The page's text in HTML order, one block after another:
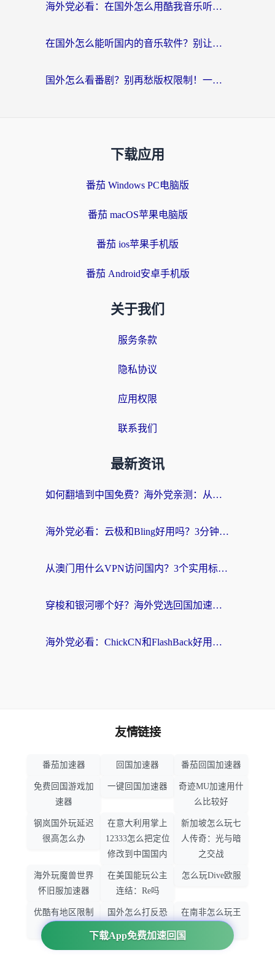
海外党必看：在国外怎么用酷我音乐听音乐？告别“地区不支持”的实用指南
在国外怎么能听国内的音乐软件？别让版权限制断了你的“中文歌单”
国外怎么看番剧？别再愁版权限制！一个工具解决所有回国追剧难题
下载应用
番茄 Windows PC电脑版
番茄 macOS苹果电脑版
番茄 ios苹果手机版
番茄 Android安卓手机版
关于我们
服务条款
隐私协议
应用权限
联系我们
最新资讯
如何翻墙到中国免费？海外党亲测：从踩坑到选对加速器的全攻略
海外党必看：云极和Bling好用吗？3分钟教你选对回国加速器
从澳门用什么VPN访问国内？3个实用标准帮你避开坑，无缝刷剧听歌
穿梭和银河哪个好？海外党选回国加速器的避坑指南，附番茄加速器实测体验
海外党必看：ChickCN和FlashBack好用吗？3招教你选对回国加速器（附云极、HomeCN、斧牛vs艾果对比）
下载App免费加速回国
友情链接
番茄加速器 回国加速器 番茄回国加速器
免费回国游戏加
速器
一键回国加速器
奇迹MU加速用什
么比较好
钢岚国外玩延迟
很高怎么办
在意大利用掌上
12333怎么把定位
修改到中国国内
新加坡怎么玩七
人传奇：光与暗
之交战
海外玩魔兽世界
怀旧服加速器
在美国能玩公主
连结：Re吗
怎么玩Dive欧服
优酷有地区限制
国外怎么打反恐
精英：全球攻势
在南非怎么玩王